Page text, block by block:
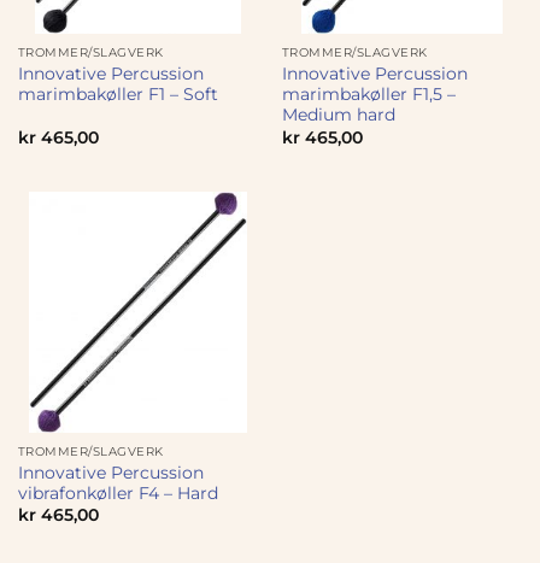
TROMMER/SLAGVERK
Innovative Percussion
marimbakøller F1 – Soft
kr465,00
TROMMER/SLAGVERK
Innovative Percussion
marimbakøller F1,5 –
Medium hard
kr465,00
TROMMER/SLAGVERK
Innovative Percussion
vibrafonkøller F4 – Hard
kr465,00